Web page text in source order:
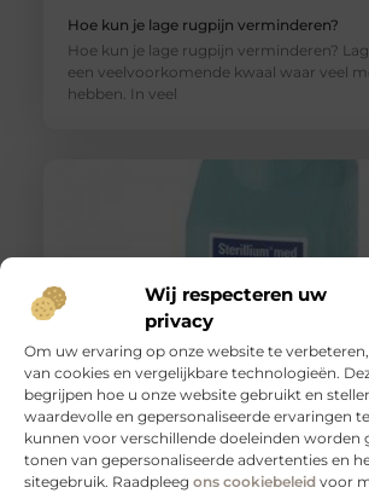
Wij respecteren uw
privacy
Om uw ervaring op onze website te
van cookies en vergelijkbare technologieën.
begrijpen hoe u onze website gebruikt en
waardevolle en gepersonaliseerde ervaringen
kunnen voor verschillende doeleinden worden
tonen van gepersonaliseerde advertenties en
sitegebruik. Raadpleeg ons cookiebeleid voor
Hoe kun je lage rugpijn verminderen?
Hoe kun je lage rugpijn verminderen?
een veelvoorkomende kwaal waar veel
hebben. In veel
Snel van urinevlekken af dankzij de Uri-Go
Heeft u kinderen of die nog niet zindelijk
zelf last van incontinentieproblemen?
Manen